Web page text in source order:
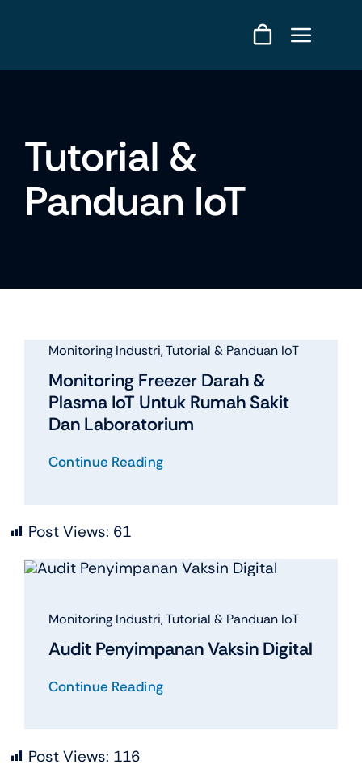
Tutorial &
Panduan IoT
Monitoring Industri,Tutorial & Panduan IoT
Monitoring Freezer Darah &
Plasma IoT Untuk Rumah Sakit
Dan Laboratorium
Continue Reading
Post Views: 61
Monitoring Industri,Tutorial & Panduan IoT
Audit Penyimpanan Vaksin Digital
Continue Reading
Post Views: 116